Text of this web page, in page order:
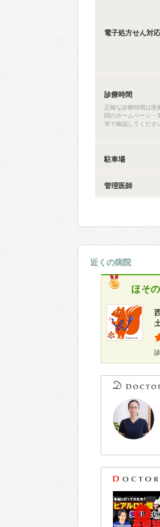
電子処方せん対応
診療時間
正確な診療時間は医
関のホームページ・
等で確認してくださ
駐車場
管理医師
近くの病院
ほそ